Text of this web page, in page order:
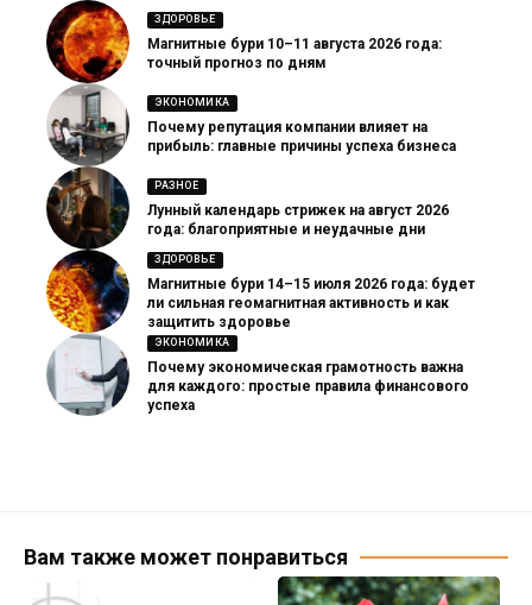
ЗДОРОВЬЕ
Магнитные бури 10–11 августа 2026 года:
точный прогноз по дням
ЭКОНОМИКА
Почему репутация компании влияет на
прибыль: главные причины успеха бизнеса
РАЗНОЕ
Лунный календарь стрижек на август 2026
года: благоприятные и неудачные дни
ЗДОРОВЬЕ
Магнитные бури 14–15 июля 2026 года: будет
ли сильная геомагнитная активность и как
защитить здоровье
ЭКОНОМИКА
Почему экономическая грамотность важна
для каждого: простые правила финансового
успеха
Вам также может понравиться